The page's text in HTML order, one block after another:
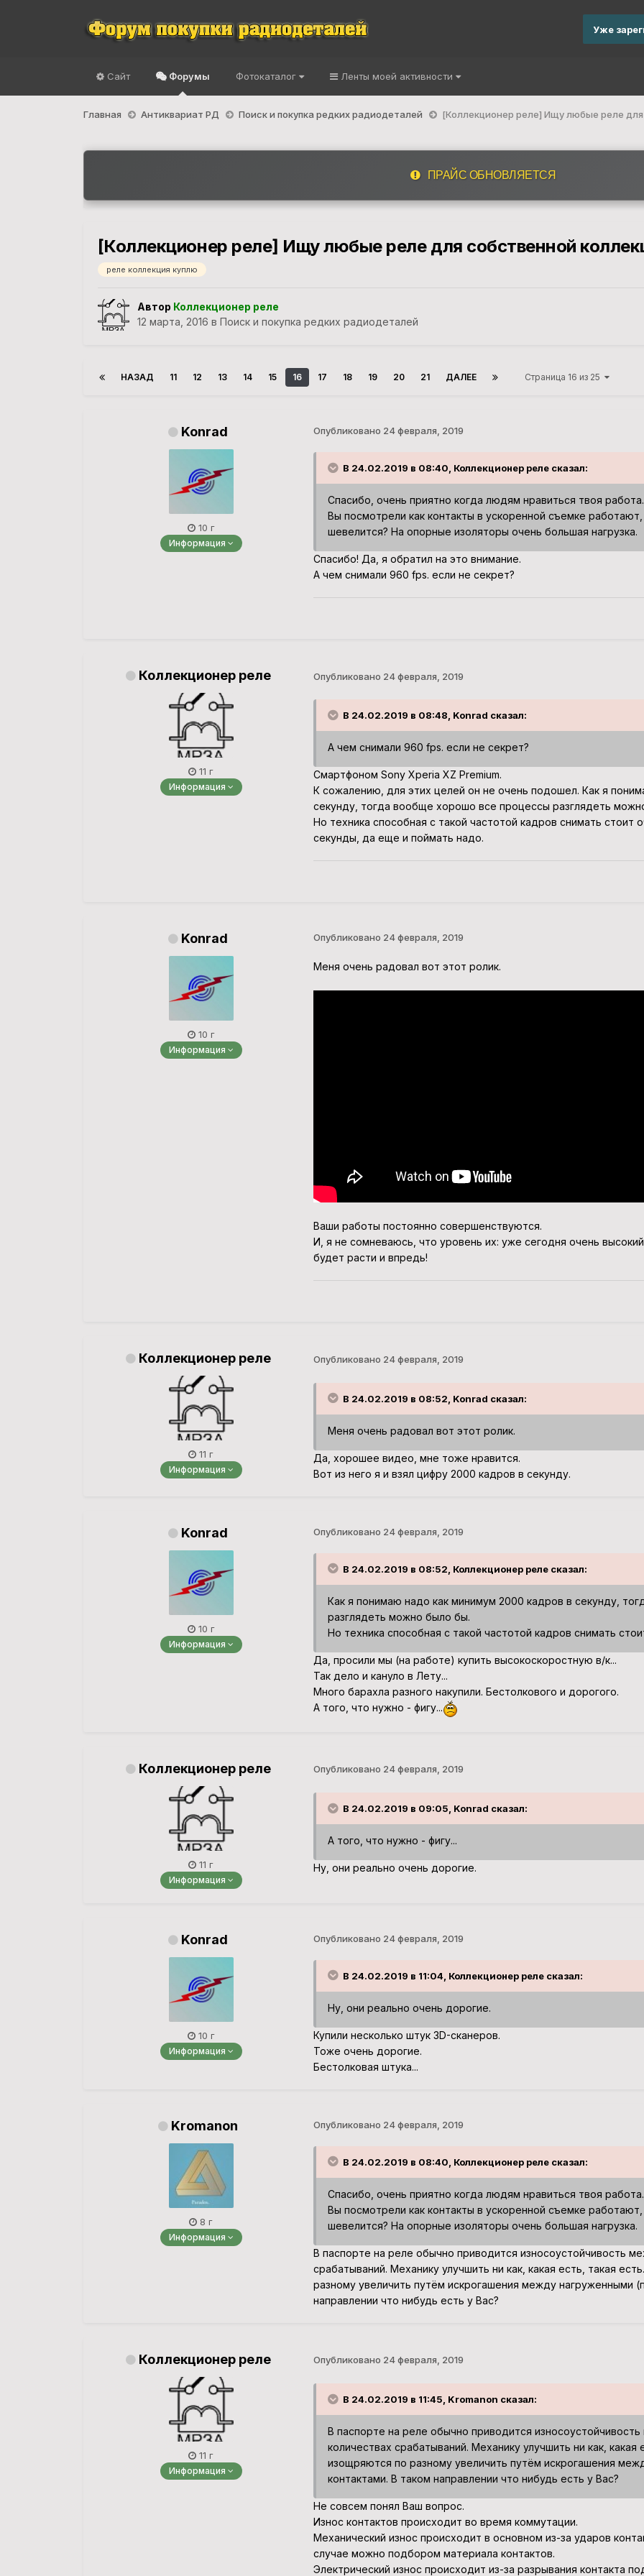
Уже
Сайт Форумы Фотокаталог Ленты моей активности
Главная Антиквариат РД Поиск и покупка редких радиодеталей [Коллекционер реле] Ищу любые реле
ПРАЙС ОБНОВЛЯЕТСЯ
[Коллекционер реле] Ищу любые реле для собственной
реле коллекция куплю
Автор Коллекционер реле
12 марта, 2016 в Поиск и покупка редких радиодеталей
НАЗАД 11 12 13 14 15 16 17 18 19 20 21 ДАЛЕЕ Страница 16 из 25
Konrad
10 г
Информация
Опубликовано 24 февраля, 2019
В 24.02.2019 в 08:40, Коллекционер реле сказал:
Спасибо, очень приятно когда людям нравиться твоя работа.
Вы посмотрели как контакты в ускоренной съемке
шевелится? На опорные изоляторы очень большая нагрузка.
Спасибо! Да, я обратил на это внимание.
А чем снимали 960 fps. если не секрет?
Коллекционер реле
11 г
Информация
Опубликовано 24 февраля, 2019
В 24.02.2019 в 08:48, Konrad сказал:
А чем снимали 960 fps. если не секрет?
Смартфоном Sony Xperia XZ Premium.
К сожалению, для этих целей он не очень подошел. Как я
секунду, тогда вообще хорошо все процессы разглядеть
Но техника способная с такой частотой кадров снимать стоит
секунды, да еще и поймать надо.
Konrad
10 г
Информация
Опубликовано 24 февраля, 2019
Меня очень радовал вот этот ролик.
Ваши работы постоянно совершенствуются.
И, я не сомневаюсь, что уровень их: уже сегодня очень
будет расти и впредь!
Коллекционер реле
11 г
Информация
Опубликовано 24 февраля, 2019
В 24.02.2019 в 08:52, Konrad сказал:
Меня очень радовал вот этот ролик.
Да, хорошее видео, мне тоже нравится.
Вот из него я и взял цифру 2000 кадров в секунду.
Konrad
10 г
Информация
Опубликовано 24 февраля, 2019
В 24.02.2019 в 08:52, Коллекционер реле сказал:
Как я понимаю надо как минимум 2000 кадров в секунду,
разглядеть можно было бы.
Но техника способная с такой частотой кадров снимать
Да, просили мы (на работе) купить высокоскоростную в/к...
Так дело и кануло в Лету...
Много барахла разного накупили. Бестолкового и дорогого.
А того, что нужно - фигу...
Коллекционер реле
11 г
Информация
Опубликовано 24 февраля, 2019
В 24.02.2019 в 09:05, Konrad сказал:
А того, что нужно - фигу...
Ну, они реально очень дорогие.
Konrad
10 г
Информация
Опубликовано 24 февраля, 2019
В 24.02.2019 в 11:04, Коллекционер реле сказал:
Ну, они реально очень дорогие.
Купили несколько штук 3D-сканеров.
Тоже очень дорогие.
Бестолковая штука...
Kromanon
8 г
Информация
Опубликовано 24 февраля, 2019
В 24.02.2019 в 08:40, Коллекционер реле сказал:
Спасибо, очень приятно когда людям нравиться твоя работа.
Вы посмотрели как контакты в ускоренной съемке
шевелится? На опорные изоляторы очень большая нагрузка.
В паспорте на реле обычно приводится износоустойчивость
срабатываний. Механику улучшить ни как, какая есть, такая
разному увеличить путём искрогашения между нагруженными
направлении что нибудь есть у Вас?
Коллекционер реле
11 г
Информация
Опубликовано 24 февраля, 2019
В 24.02.2019 в 11:45, Kromanon сказал:
В паспорте на реле обычно приводится износоустойчивость
количествах срабатываний. Механику улучшить ни как,
изощряются по разному увеличить путём искрогашения
контактами. В таком направлении что нибудь есть у Вас?
Не совсем понял Ваш вопрос.
Износ контактов происходит во время коммутации.
Механический износ происходит в основном из-за ударов
случае можно подбором материала контактов.
Электрический износ происходит из-за разрывания контакта